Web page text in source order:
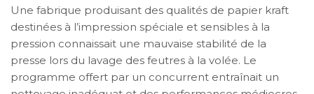
Une fabrique produisant des qualités de papier kraft
destinées à l’impression spéciale et sensibles à la
pression connaissait une mauvaise stabilité de la
presse lors du lavage des feutres à la volée. Le
programme offert par un concurrent entraînait un